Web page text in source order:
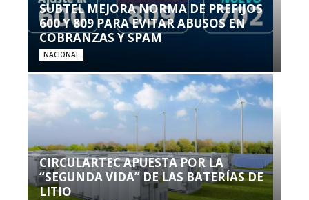
SUBTEL MEJORA NORMA DE PREFIJOS
600 Y 809 PARA EVITAR ABUSOS EN
COBRANZAS Y SPAM
NACIONAL
CIRCULARTEC APUESTA POR LA
“SEGUNDA VIDA” DE LAS BATERÍAS DE
LITIO